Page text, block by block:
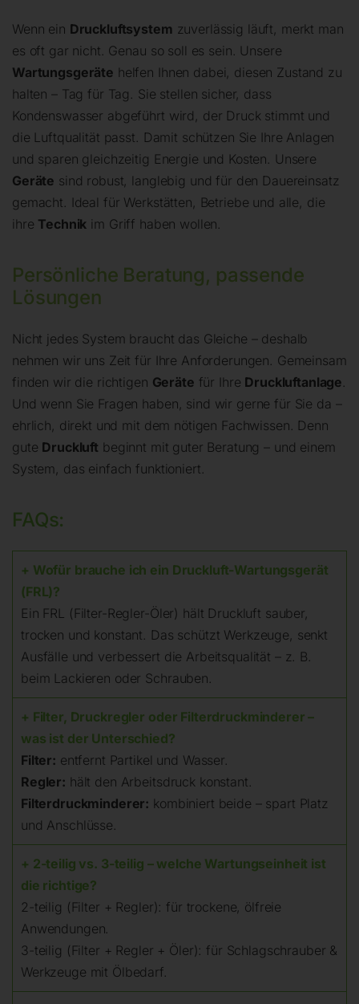
Wenn ein Druckluftsystem zuverlässig läuft, merkt man
es oft gar nicht. Genau so soll es sein. Unsere
Wartungsgeräte helfen Ihnen dabei, diesen Zustand zu
halten – Tag für Tag. Sie stellen sicher, dass
Kondenswasser abgeführt wird, der Druck stimmt und
die Luftqualität passt. Damit schützen Sie Ihre Anlagen
und sparen gleichzeitig Energie und Kosten. Unsere
Geräte sind robust, langlebig und für den Dauereinsatz
gemacht. Ideal für Werkstätten, Betriebe und alle, die
ihre Technik im Griff haben wollen.
Persönliche Beratung, passende
Lösungen
Nicht jedes System braucht das Gleiche – deshalb
nehmen wir uns Zeit für Ihre Anforderungen. Gemeinsam
finden wir die richtigen Geräte für Ihre Druckluftanlage
Und wenn Sie Fragen haben, sind wir gerne für Sie da –
ehrlich, direkt und mit dem nötigen Fachwissen. Denn
gute Druckluft beginnt mit guter Beratung – und einem
System, das einfach funktioniert.
FAQs:
+ Wofür brauche ich ein Druckluft-Wartungsgerät
(FRL)?
Ein FRL (Filter-Regler-Öler) hält Druckluft sauber,
trocken und konstant. Das schützt Werkzeuge, senkt
Ausfälle und verbessert die Arbeitsqualität – z. B.
beim Lackieren oder Schrauben.
+ Filter, Druckregler oder Filterdruckminderer –
was ist der Unterschied?
Filter: entfernt Partikel und Wasser.
Regler: hält den Arbeitsdruck konstant.
Filterdruckminderer: kombiniert beide – spart Platz
und Anschlüsse.
+ 2-teilig vs. 3-teilig – welche Wartungseinheit ist
die richtige?
2-teilig (Filter + Regler): für trockene, ölfreie
Anwendungen.
3-teilig (Filter + Regler + Öler): für Schlagschrauber &
Werkzeuge mit Ölbedarf.